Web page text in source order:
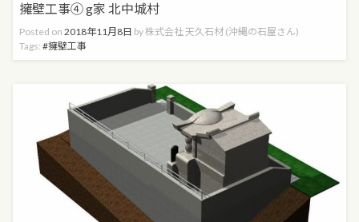
擁壁工事④ g家 北中城村
Posted on 2018年11月8日 by株式会社 天久石材 (沖縄の石屋さん)
Tags:
擁壁工事